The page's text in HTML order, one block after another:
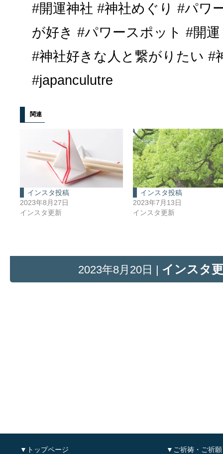
#開運神社 #神社めぐり #パワ
が好き #パワースポット #開
#神社好きな人と繋がりたい #
#japanculutre
関連
インスタ投稿
2023年8月27日
インスタ更新
インスタ投稿
2023年7月13日
インスタ更新
2023年8月20日 | インスタ
▼トップページ
▼ご祈祷・ご祈願